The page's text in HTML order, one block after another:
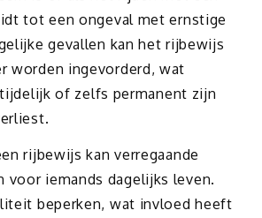
tot een ongeval met ernstige
gevallen kan het rijbewijs
worden ingevorderd, wat
of zelfs permanent zijn
rijbewijs kan verregaande
voor iemands dagelijks leven.
beperken, wat invloed heeft